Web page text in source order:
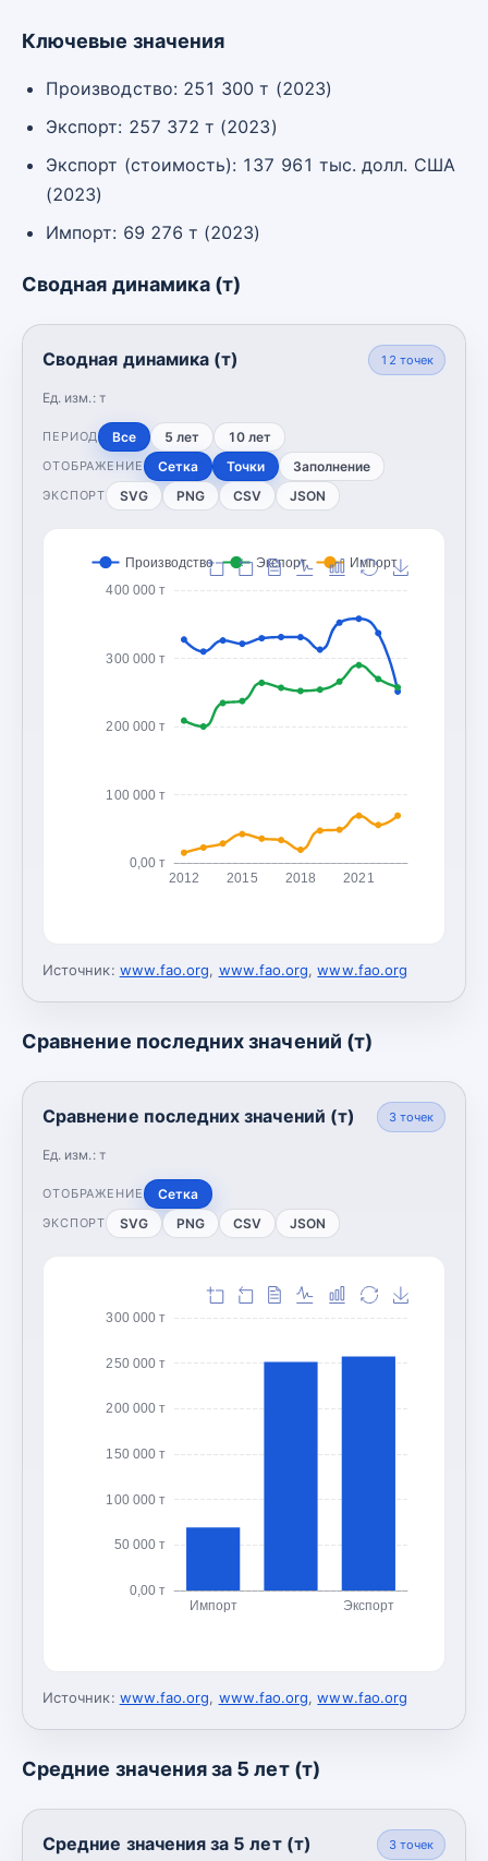
Ключевые значения
Производство: 251 300 т (2023)
Экспорт: 257 372 т (2023)
Экспорт (стоимость): 137 961 тыс. долл. США
(2023)
Импорт: 69 276 т (2023)
Сводная динамика (т)
Сводная динамика (т)
Ед. изм.: т
12 точек
ПЕРИОД Все 5 лет 10 лет
ОТОБРАЖЕНИЕ Сетка Точки Заполнение
ЭКСПОРТ SVG PNG CSV JSON
0,00 т
100 000 т
200 000 т
300 000 т
400 000 т
2012 2015 2018 2021
Производство Экспорт Импорт
Источник: www.fao.org, www.fao.org,www.fao.org
Сравнение последних значений (т)
Сравнение последних значений (т)
Ед. изм.: т
3точек
ОТОБРАЖЕНИЕ Сетка
ЭКСПОРТ SVG PNG CSV JSON
0,00 т
50 000 т
100 000 т
150 000 т
200 000 т
250 000 т
300 000 т
Импорт Экспорт
Источник: www.fao.org, www.fao.org,www.fao.org
Средние значения за 5 лет (т)
Средние значения за 5 лет (т) 3точек